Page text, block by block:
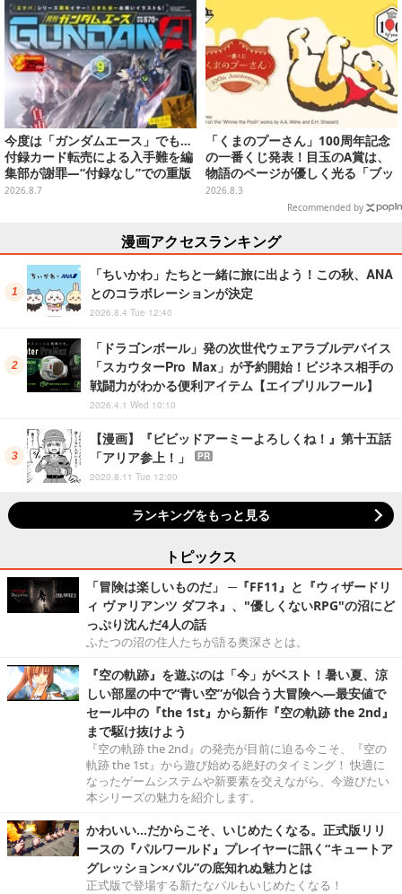
今度は「ガンダムエース」でも…
付録カード転売による入手難を編
集部が謝罪―“付録なし”での重版
対応を進行中
2026.8.7
「くまのプーさん」100周年記念
の一番くじ発表！目玉のA賞は、
物語のページが優しく光る「ブッ
クシェイプドライト」
2026.8.3
Recommended by
漫画アクセスランキング
「ちいかわ」たちと一緒に旅に出よう！この秋、ANA
とのコラボレーションが決定
2026.8.4 Tue 12:40
「ドラゴンボール」発の次世代ウェアラブルデバイス
「スカウターPro Max」が予約開始！ビジネス相手の
戦闘力がわかる便利アイテム【エイプリルフール】
2026.4.1 Wed 10:10
【漫画】『ビビッドアーミーよろしくね！』第十五話
「アリア参上！」
PR
2020.8.11 Tue 12:00
ランキングをもっと見る
トピックス
「冒険は楽しいものだ」 ─『FF11』と『ウィザードリ
ィ ヴァリアンツ ダフネ』、"優しくないRPG"の沼にど
っぷり沈んだ4人の話
ふたつの沼の住人たちが語る奥深さとは。
『空の軌跡』を遊ぶのは「今」がベスト！暑い夏、涼
しい部屋の中で“青い空”が似合う大冒険へ―最安値で
セール中の『the 1st』から新作『空の軌跡 the 2nd』
まで駆け抜けよう
『空の軌跡 the 2nd』の発売が目前に迫る今こそ、『空の
軌跡 the 1st』から遊び始める絶好のタイミング！ 快適に
なったゲームシステムや新要素を交えながら、今遊びたい
本シリーズの魅力を紹介します。
かわいい…だからこそ、いじめたくなる。正式版リリ
ースの『パルワールド』プレイヤーに訊く“キュートア
グレッション×パル”の底知れぬ魅力とは
正式版で登場する新たなパルもいじめたくなる！